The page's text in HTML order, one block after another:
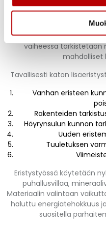
,
eristyksen kunnon ja
vaiheessa tarkistetaan
mahdolliset
Tavallisesti katon
Vanhan eristeen
Rakenteiden
Höyrynsulun kunnon
Uuden
Tuuletuksen
Eristystyössä käytetään
puhallusvillaa,
Materiaalin valintaan
haluttu energiatehokkuus
suositella